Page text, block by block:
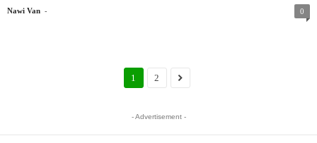
Nawi Van - 0
1 2
- Advertisement -